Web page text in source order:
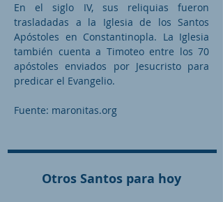
En el siglo IV, sus reliquias fueron
trasladadas a la Iglesia de los Santos
Apóstoles en Constantinopla. La Iglesia
también cuenta a Timoteo entre los 70
apóstoles enviados por Jesucristo para
predicar el Evangelio.
Fuente: maronitas.org
Otros Santos para hoy